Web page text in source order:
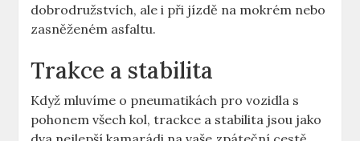
dobrodružstvích, ale i při jízdě na mokrém nebo
zasněženém asfaltu.
Trakce a stabilita
Když mluvíme o pneumatikách pro vozidla s
pohonem všech kol, trackce a stabilita jsou jako